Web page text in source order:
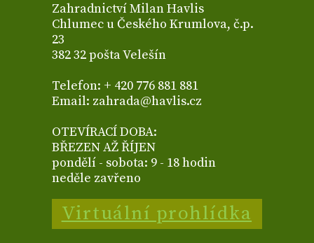
Zahradnictví Milan Havlis
Chlumec u Českého Krumlova, č.p.
23
382 32 pošta Velešín
Telefon: + 420 776 881 881
Email: zahrada@havlis.cz
OTEVÍRACÍ DOBA:
BŘEZEN AŽ ŘÍJEN
pondělí - sobota: 9 - 18 hodin
neděle zavřeno
Virtuální prohlídka